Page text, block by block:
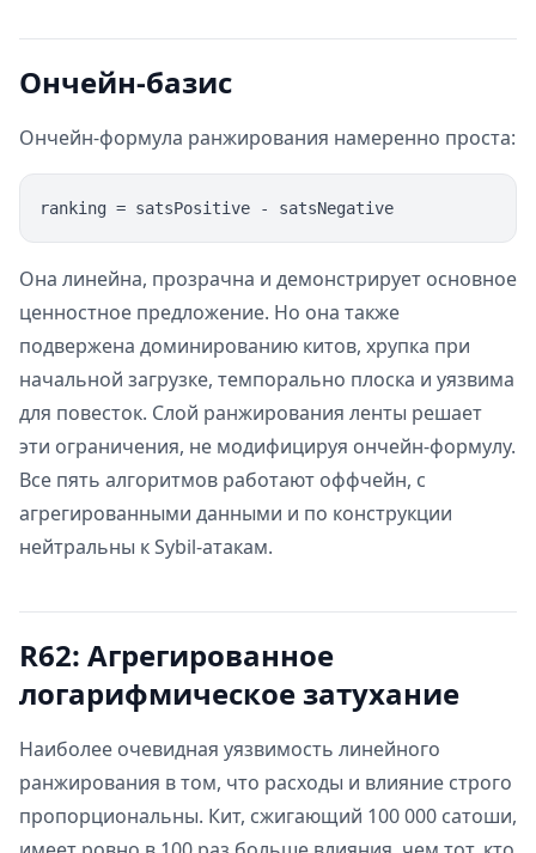
Ончейн-базис
Ончейн-формула ранжирования намеренно проста:
Она линейна, прозрачна и демонстрирует основное
ценностное предложение. Но она также
подвержена доминированию китов, хрупка при
начальной загрузке, темпорально плоска и уязвима
для повесток. Слой ранжирования ленты решает
эти ограничения, не модифицируя ончейн-формулу.
Все пять алгоритмов работают оффчейн, с
агрегированными данными и по конструкции
нейтральны к Sybil-атакам.
R62: Агрегированное
логарифмическое затухание
Наиболее очевидная уязвимость линейного
ранжирования в том, что расходы и влияние строго
пропорциональны. Кит, сжигающий 100 000 сатоши,